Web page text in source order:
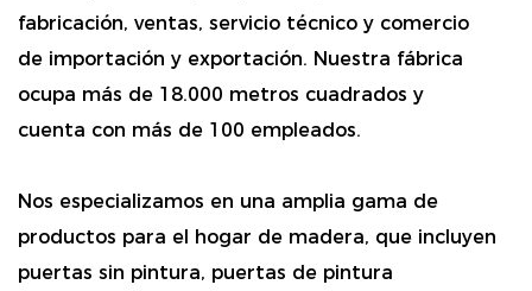
fabricación, ventas, servicio técnico y comercio
de importación y exportación. Nuestra fábrica
ocupa más de 18.000 metros cuadrados y
cuenta con más de 100 empleados.
Nos especializamos en una amplia gama de
productos para el hogar de madera, que incluyen
puertas sin pintura, puertas de pintura